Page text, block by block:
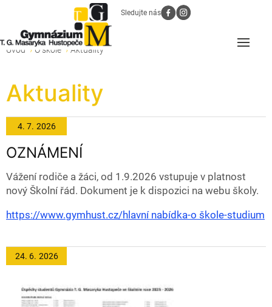
Sledujte nás
Úvod O škole Aktuality
Aktuality
4. 7. 2026
OZNÁMENÍ
Vážení rodiče a žáci, od 1.9.2026 vstupuje v platnost
nový Školní řád. Dokument je k dispozici na webu školy.
https://www.gymhust.cz/hlavní nabídka-o škole-studium
24. 6. 2026